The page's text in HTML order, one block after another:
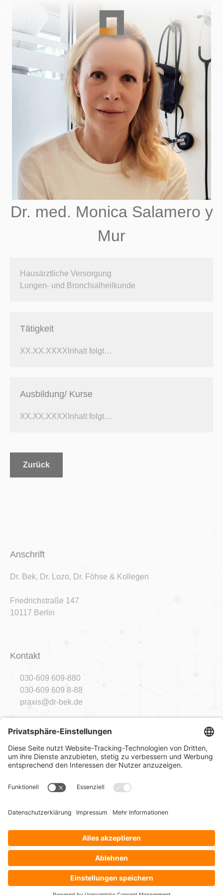
Dr. med. Monica Salamero y
Mur
Hausärztliche Versorgung
Lungen- und Bronchialheilkunde
Tätigkeit
XX.XX.XXXX Inhalt folgt…
Ausbildung/ Kurse
XX.XX.XXXX Inhalt folgt…
Zurück
Anschrift
Dr. Bek, Dr. Lozo, Dr. Föhse & Kollegen
Friedrichstraße 147
10117 Berlin
Kontakt
030-609 609-880
030-609 609 8-88
praxis@dr-bek.de
Sprechzeiten
Mo
09:00 - 18:00 Uhr
Mi
09:00 - 15:00 Uhr*
Fr
09:00 - 14:00 Uhr*
Suche Kontakt